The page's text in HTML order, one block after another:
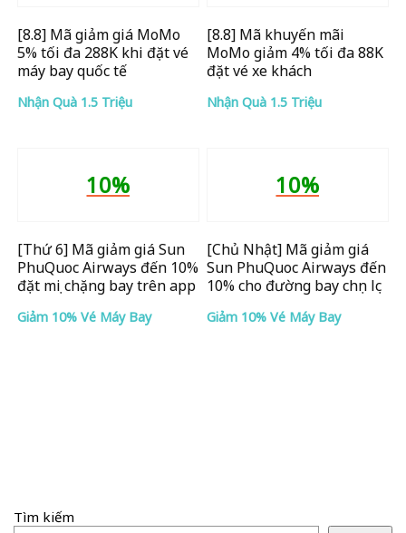
[8.8] Mã giảm giá MoMo
5% tối đa 288K khi đặt vé
máy bay quốc tế
Nhận Quà 1.5 Triệu
[8.8] Mã khuyến mãi
MoMo giảm 4% tối đa 88K
đặt vé xe khách
Nhận Quà 1.5 Triệu
10%
[Thứ 6] Mã giảm giá Sun
PhuQuoc Airways đến 10%
đặt mọi chặng bay trên app
Giảm 10% Vé Máy Bay
10%
[Chủ Nhật] Mã giảm giá
Sun PhuQuoc Airways đến
10% cho đường bay chọn lọc
Giảm 10% Vé Máy Bay
Tìm kiếm